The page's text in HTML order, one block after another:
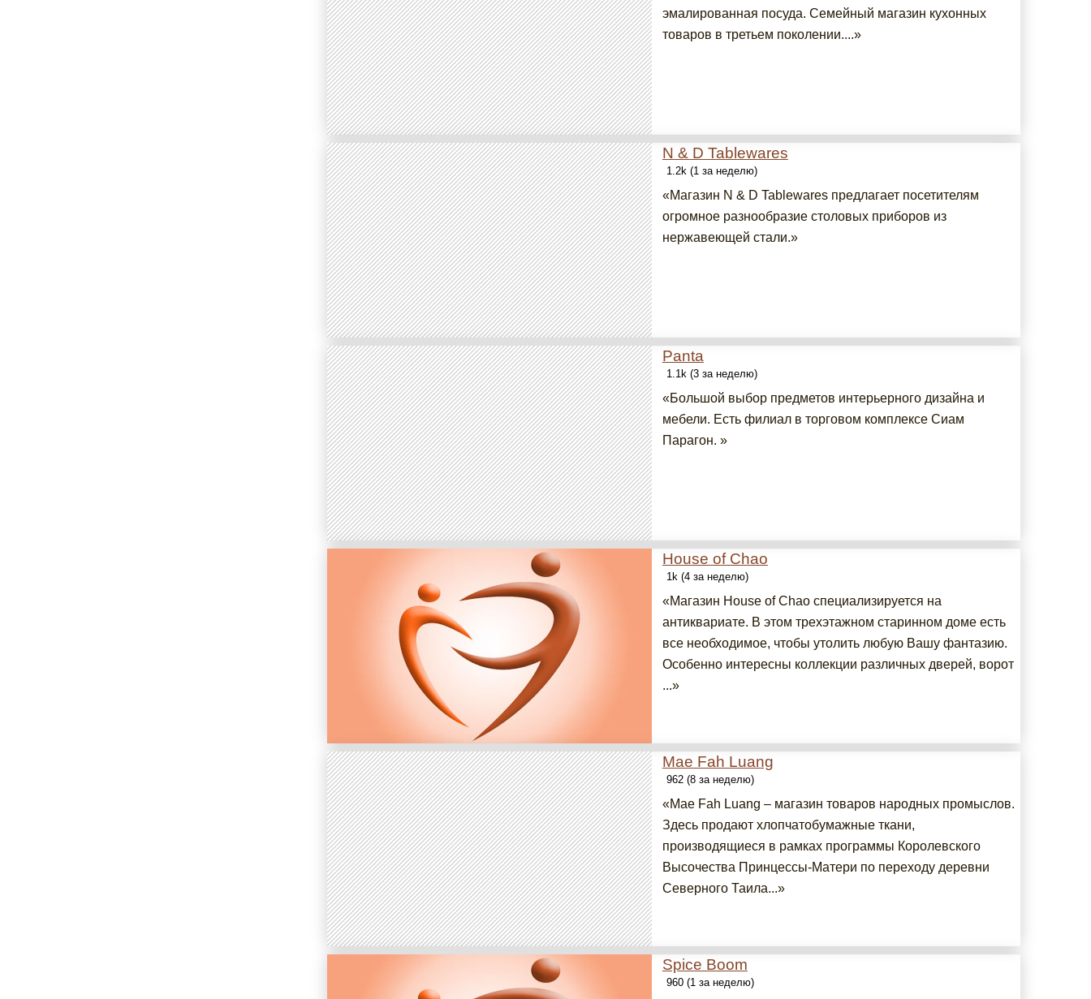
эмалированная посуда. Семейный магазин кухонных
товаров в третьем поколении....»
N & D Tablewares
1.2k (1 за неделю)
«Магазин N & D Tablewares предлагает посетителям
огромное разнообразие столовых приборов из
нержавеющей стали.»
Panta
1.1k (3 за неделю)
«Большой выбор предметов интерьерного дизайна и
мебели. Есть филиал в торговом комплексе Сиам
Парагон. »
House of Chao
1k (4 за неделю)
«Магазин House of Chao специализируется на
антиквариате. В этом трехэтажном старинном доме есть
все необходимое, чтобы утолить любую Вашу фантазию.
Особенно интересны коллекции различных дверей, ворот
...»
Mae Fah Luang
962 (8 за неделю)
«Mae Fah Luang – магазин товаров народных промыслов.
Здесь продают хлопчатобумажные ткани,
производящиеся в рамках программы Королевского
Высочества Принцессы-Матери по переходу деревни
Северного Таила...»
Spice Boom
960 (1 за неделю)